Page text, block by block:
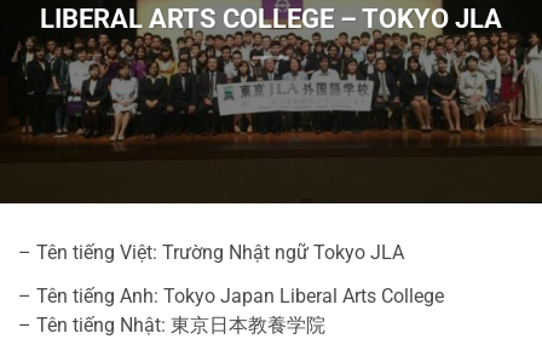
LIBERAL ARTS COLLEGE – TOKYO JLA
– Tên tiếng Việt: Trường Nhật ngữ Tokyo JLA
– Tên tiếng Anh: Tokyo Japan Liberal Arts College
– Tên tiếng Nhật: 東京日本教養学院